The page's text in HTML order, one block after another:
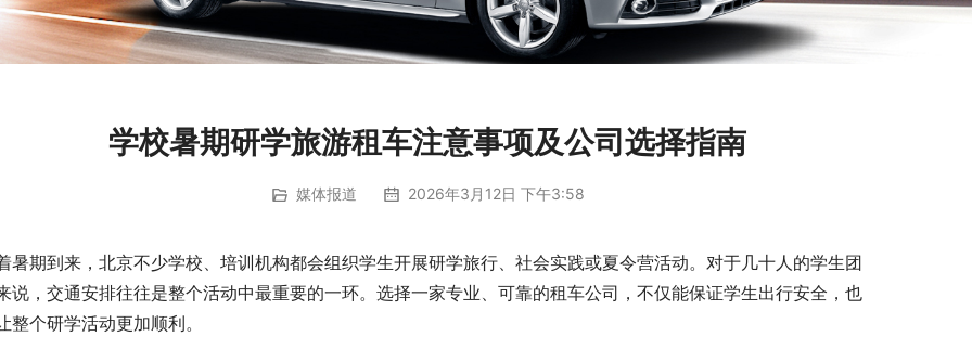
学校暑期研学旅游租车注意事项及公司选择指南
媒体报道 2026年3月12日 下午3:58
暑期到来，北京不少学校、培训机构都会组织学生开展研学旅行、社会实践或夏令营活动。对于几十人的学生团
说，交通安排往往是整个活动中最重要的一环。选择一家专业、可靠的租车公司，不仅能保证学生出行安全，也
整个研学活动更加顺利。